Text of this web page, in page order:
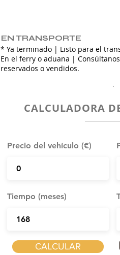
EN TRANSPORTE
* Ya terminado | Listo para el
En el ferry o aduana |
reservados o vendidos.
.
CALCULADORA
Precio del vehículo (€)
Tiempo (meses)
CALCULAR